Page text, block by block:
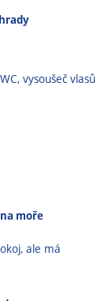
vysoušeč vlasů
moře
ale má